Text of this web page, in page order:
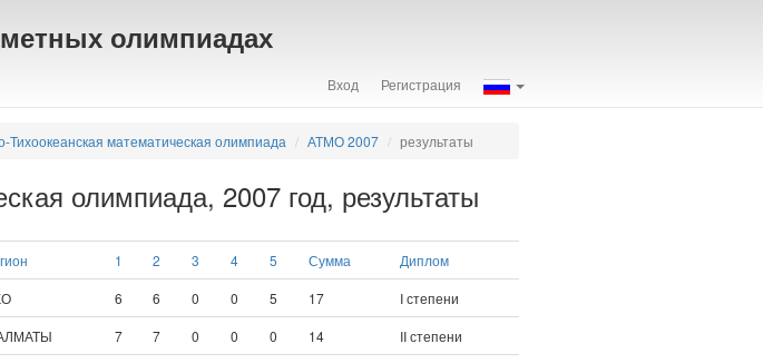
олимпиадах
Вход Регистрация
Тихоокеанская математическая олимпиада АТМО 2007 результаты
олимпиада, 2007 год, результаты
1 2 3 4 5 Сумма
Диплом
6 6 0 0 5 17
I степени
7 7 0 0 0 14
II степени